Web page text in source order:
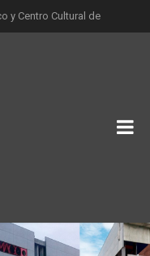
y Centro Cultural de